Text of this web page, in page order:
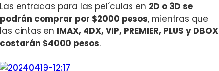
Las entradas para las películas en 2D o 3D se
podrán comprar por $2000 pesos, mientras que
las cintas en IMAX, 4DX, VIP, PREMIER, PLUS y DBOX
costarán $4000 pesos.